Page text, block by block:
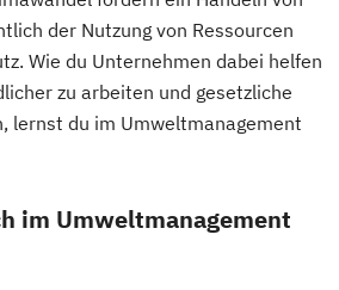
Pflegepädagogik
for Entrepreneurs (DE/EN)
Ressourcenmanagement
and Sustainability
Care
und Biotechnologie
und -
Management
Management and
der Nutzung von Ressourcen
Wie du Unternehmen dabei helfen
zu arbeiten und gesetzliche
lernst du im Umweltmanagement
im Umweltmanagement